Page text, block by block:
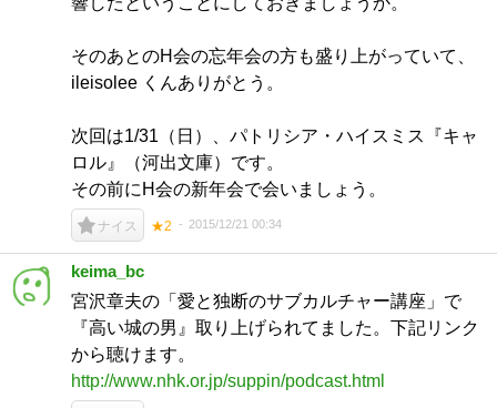
そのあとのH会の忘年会の方も盛り上がっていて、
ileisolee くんありがとう。
次回は1/31（日）、パトリシア・ハイスミス『キャ
ロル』（河出文庫）です。
その前にH会の新年会で会いましょう。
ナイス ★2 2015/12/21 00:34
keima_bc
宮沢章夫の「愛と独断のサブカルチャー講座」で
『高い城の男』取り上げられてました。下記リンク
から聴けます。
http://www.nhk.or.jp/suppin/podcast.html